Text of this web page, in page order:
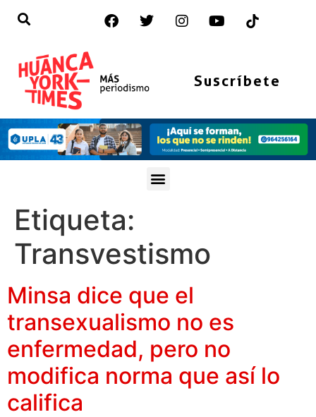
Suscríbete
Etiqueta:
Transvestismo
Minsa dice que el
transexualismo no es
enfermedad, pero no
modifica norma que así lo
califica